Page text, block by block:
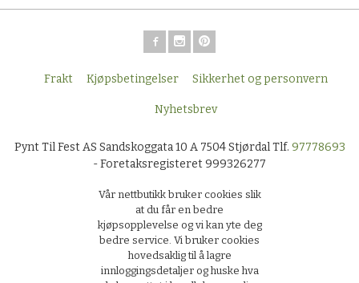
Frakt Kjøpsbetingelser Sikkerhet og personvern
Nyhetsbrev
Pynt Til Fest AS Sandskoggata 10 A 7504 Stjørdal Tlf. 97778693
- Foretaksregisteret 999326277
Vår nettbutikk bruker cookies slik
at du får en bedre
kjøpsopplevelse og vi kan yte deg
bedre service. Vi bruker cookies
hovedsaklig til å lagre
innloggingsdetaljer og huske hva